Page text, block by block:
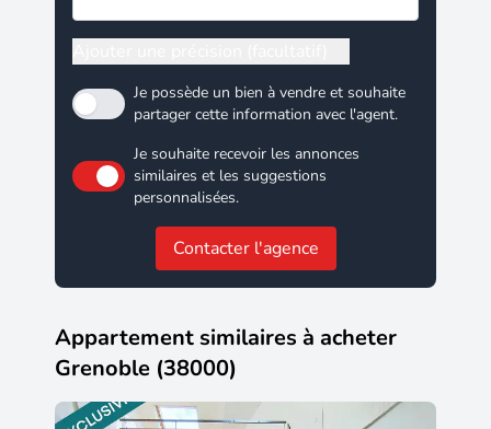
Je possède un bien à vendre et souhaite
partager cette information avec l'agent.
Je souhaite recevoir les annonces
similaires et les suggestions
personnalisées.
Contacter l'agence
Appartement similaires à acheter
Grenoble (38000)